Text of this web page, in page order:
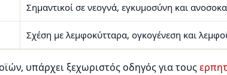
Σημαντικοί σε νεογνά, εγκυμοσύνη και
Σχέση με λεμφοκύτταρα, ογκογένεση και
υπάρχει ξεχωριστός οδηγός για τους